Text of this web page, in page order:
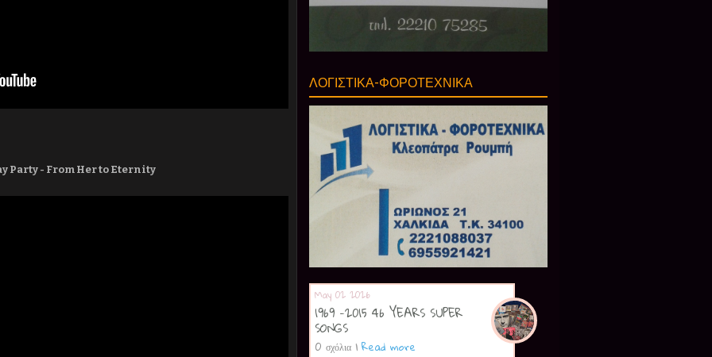
Party - From Her to Eternity
ΛΟΓΙΣΤΙΚΑ-ΦΟΡΟΤΕΧΝΙΚΑ
May 02 2026
1969 -2015 46 YEARS SUPER
SONGS
0 σχόλια | Read more